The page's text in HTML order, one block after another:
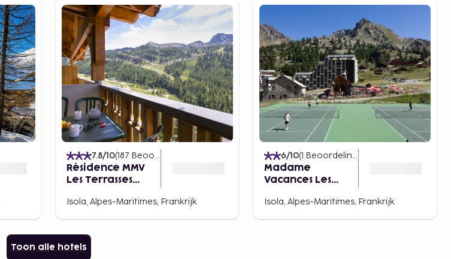
7.8/10(187 Beoordelingen
Résidence MMV
Les Terrasses
Isola, Alpes-Maritimes, Frankrijk
6/10(1 Beoordelingen
Madame
Vacances Les
Isola, Alpes-Maritimes, Frankrijk
Toon alle hotels